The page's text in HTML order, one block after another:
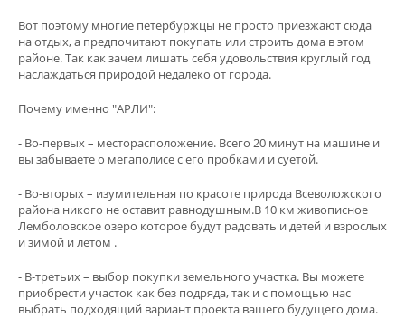
Вот поэтому многие петербуржцы не просто приезжают сюда
на отдых, а предпочитают покупать или строить дома в этом
районе. Так как зачем лишать себя удовольствия круглый год
наслаждаться природой недалеко от города.
Почему именно "АРЛИ":
- Во-первых – месторасположение. Всего 20 минут на машине и
вы забываете о мегаполисе с его пробками и суетой.
- Во-вторых – изумительная по красоте природа Всеволожского
района никого не оставит равнодушным.В 10 км живописное
Лемболовское озеро которое будут радовать и детей и взрослых
и зимой и летом .
- В-третьих – выбор покупки земельного участка. Вы можете
приобрести участок как без подряда, так и с помощью нас
выбрать подходящий вариант проекта вашего будущего дома.